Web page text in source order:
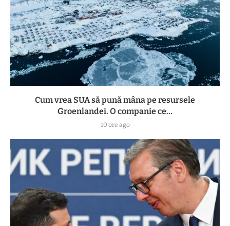
Cum vrea SUA să pună mâna pe resursele
Groenlandei. O companie ce...
10 ore ago